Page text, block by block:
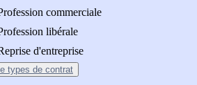
commerciale
libérale
d'entreprise
types de contrat